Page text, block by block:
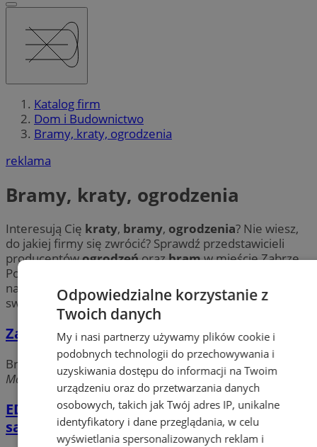
Katalog firm
Dom i Budownictwo
Bramy, kraty, ogrodzenia
reklama
Bramy, kraty, ogrodzenia
Interesują Cię kraty, bramy, ogrodzenia? Nie wiesz,
do jakiej firmy się zwrócić? Sprawdź przedstawicieli
producentówogrodzeńorazbramw mieście Zabrze.
Poznaj najnowsze wzornictwo oraz zachwyć się
najbardziej zaawansowanymi technologiami. Wybierz
swoją idealną firmę w Zabrzu i ciesz się efektami!
Zakład kuśnierski
Bramy, kraty, ogrodzenia
Marcina Lutra, 41-800 Zabrze
EDELGLAS - balustrady nierdzewne, szyby
samonośne
Odpowiedzialne korzystanie z
Twoich danych
My i nasi partnerzy używamy plików cookie i
podobnych technologii do przechowywania i
uzyskiwania dostępu do informacji na Twoim
urządzeniu oraz do przetwarzania danych
osobowych, takich jak Twój adres IP, unikalne
identyfikatory i dane przeglądania, w celu
wyświetlania spersonalizowanych reklam i